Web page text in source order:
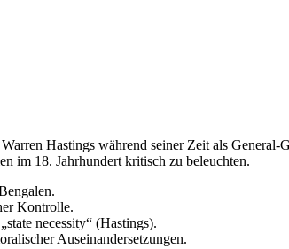
Hastings während seiner Zeit als
im 18. Jahrhundert kritisch zu beleuchten.
Kontrolle.
necessity“ (Hastings).
Auseinandersetzungen.